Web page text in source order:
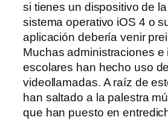
si tienes un dispositivo de
sistema operativo iOS 4 o
aplicación debería venir
Muchas administraciones e
escolares han hecho uso
videollamadas. A raíz de
han saltado a la palestra
que han puesto en